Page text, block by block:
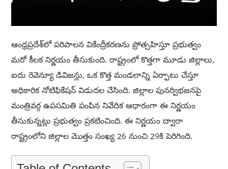
ఆంధ్రప్రదేశ్‌లో పరిపాలన వికేంద్రీకరణను ప్రోత్సహిస్తూ ప్రభుత్వం
మరో కీలక నిర్ణయం తీసుకుంది. రాష్ట్రంలో కొత్తగా మూడు జిల్లాలు,
ఐదు రెవెన్యూ డివిజన్లు, ఒక కొత్త మండలాన్ని ఏర్పాటు చేస్తూ
అధికారిక నోటిఫికేషన్ విడుదల చేసింది. జిల్లాల పునర్విభజనపై
మంత్రివర్గ ఉపసమితి పంపిన నివేదిక ఆధారంగా ఈ నిర్ణయం
తీసుకున్నట్లు ప్రభుత్వం ప్రకటించింది. ఈ నిర్ణయం ద్వారా
రాష్ట్రంలోని జిల్లాల మొత్తం సంఖ్య 26 నుంచి 29కి పెరిగింది.